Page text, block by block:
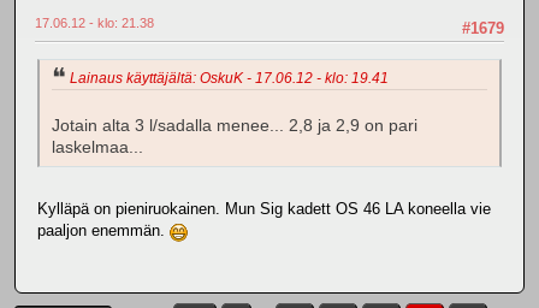
#1679
17.06.12 - klo: 21.38
Lainaus käyttäjältä: OskuK - 17.06.12 - klo: 19.41
Jotain alta 3 l/sadalla menee... 2,8 ja 2,9 on pari
laskelmaa...
Kylläpä on pieniruokainen. Mun Sig kadett OS 46 LA koneella vie
paaljon enemmän.